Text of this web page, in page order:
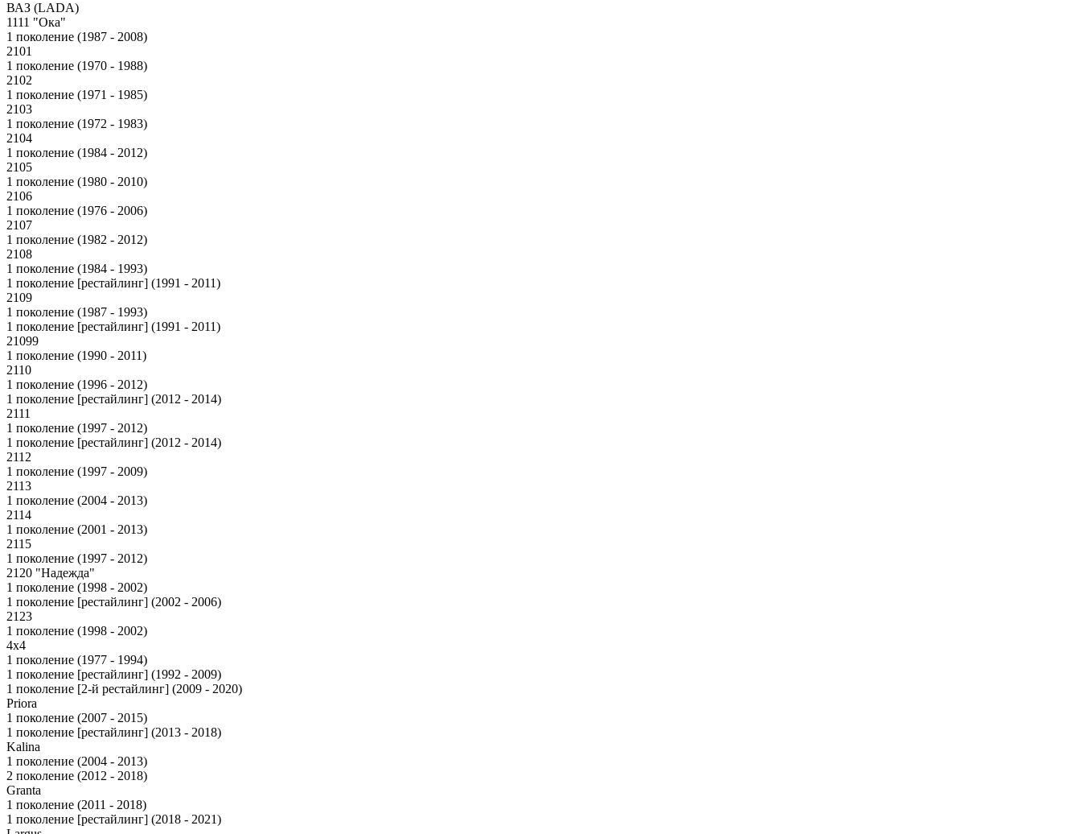
ВАЗ (LADA)
1111 "Ока"
1 поколение (1987 - 2008)
2101
1 поколение (1970 - 1988)
2102
1 поколение (1971 - 1985)
2103
1 поколение (1972 - 1983)
2104
1 поколение (1984 - 2012)
2105
1 поколение (1980 - 2010)
2106
1 поколение (1976 - 2006)
2107
1 поколение (1982 - 2012)
2108
1 поколение (1984 - 1993)
1 поколение [рестайлинг] (1991 - 2011)
2109
1 поколение (1987 - 1993)
1 поколение [рестайлинг] (1991 - 2011)
21099
1 поколение (1990 - 2011)
2110
1 поколение (1996 - 2012)
1 поколение [рестайлинг] (2012 - 2014)
2111
1 поколение (1997 - 2012)
1 поколение [рестайлинг] (2012 - 2014)
2112
1 поколение (1997 - 2009)
2113
1 поколение (2004 - 2013)
2114
1 поколение (2001 - 2013)
2115
1 поколение (1997 - 2012)
2120 "Надежда"
1 поколение (1998 - 2002)
1 поколение [рестайлинг] (2002 - 2006)
2123
1 поколение (1998 - 2002)
4x4
1 поколение (1977 - 1994)
1 поколение [рестайлинг] (1992 - 2009)
1 поколение [2-й рестайлинг] (2009 - 2020)
Priora
1 поколение (2007 - 2015)
1 поколение [рестайлинг] (2013 - 2018)
Kalina
1 поколение (2004 - 2013)
2 поколение (2012 - 2018)
Granta
1 поколение (2011 - 2018)
1 поколение [рестайлинг] (2018 - 2021)